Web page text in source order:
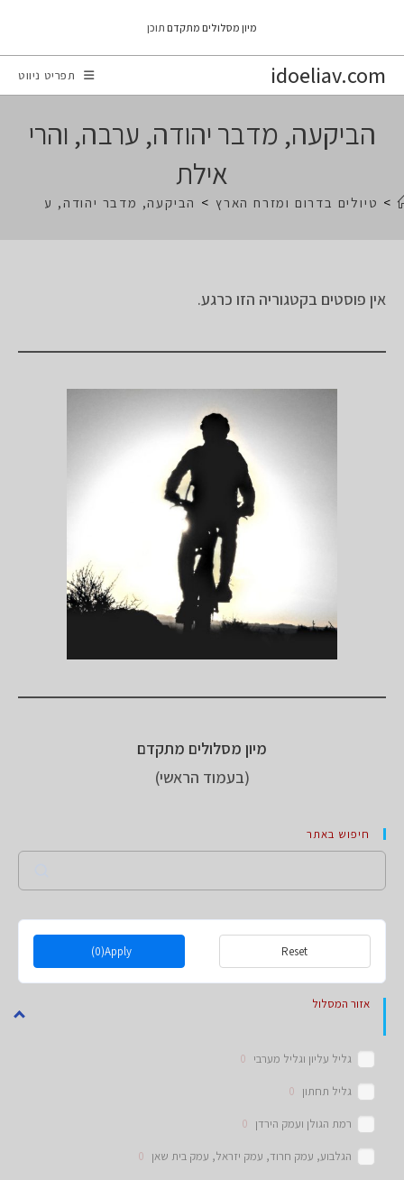
content
מיון מסלולים מתקדם תוכן
idoeliav.com תפריט ניווט
הביקעה, מדבר יהודה, ערבה, והרי
אילת
> טיולים בדרום ומזרח הארץ > הביקעה, מדבר יהודה, ערבה,
אין פוסטים בקטגוריה הזו כרגע.
מיון מסלולים מתקדם
(בעמוד הראשי)
חיפוש באתר
Apply
(0) Reset
אזור המסלול
גליל עליון וגליל מערבי 0
גליל תחתון 0
רמת הגולן ועמק הירדן 0
הגלבוע, עמק חרוד, עמק יזראל, עמק בית שאן 0